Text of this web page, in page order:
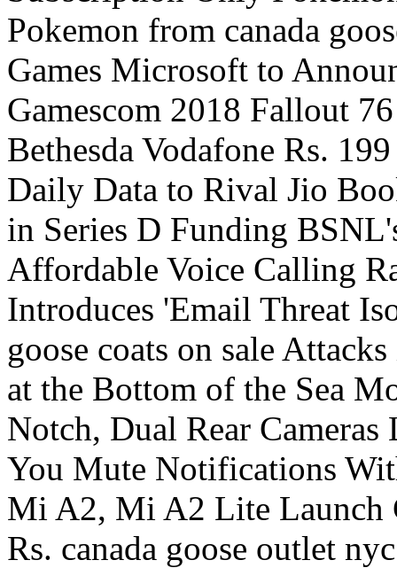
Pokemon from canada
Games Microsoft to
Gamescom 2018 Fallout
Bethesda Vodafone Rs.
Daily Data to Rival Jio
in Series D Funding
Affordable Voice Calling
Introduces 'Email Threat
goose coats on sale
at the Bottom of the Sea
Notch, Dual Rear
You Mute Notifications
Mi A2, Mi A2 Lite Launch
Rs. canada goose outlet nyc